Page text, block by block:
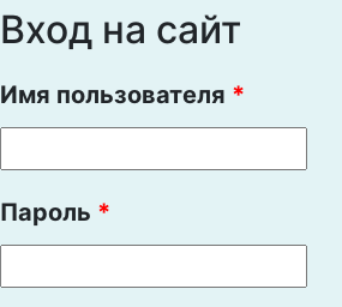
Вход на сайт
Имя пользователя *
Пароль *